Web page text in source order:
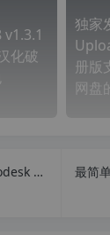
化破
独家
册版
网盘
远控软件别瞎选！Todesk vs 向日葵实测对比，不同需求对应不同神工具